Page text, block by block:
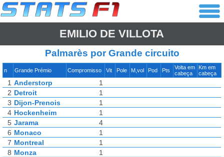
EMILIO DE VILLOTA
Palmarès por Grande circuito
n Grande Prémio Compromisso Vit Pole M,vol Pod Pts
Volta em
cabeça
Km em
cabeça
1 Anderstorp
1
2 Detroit
1
3 Dijon-Prenois
1
4 Hockenheim
1
5 Jarama
4
6 Monaco
1
7 Montreal
1
8 Monza
1